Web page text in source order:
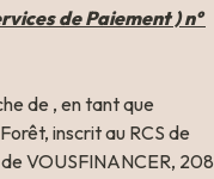
de Paiement ) n°
de , en tant que
inscrit au RCS de
VOUSFINANCER, 208